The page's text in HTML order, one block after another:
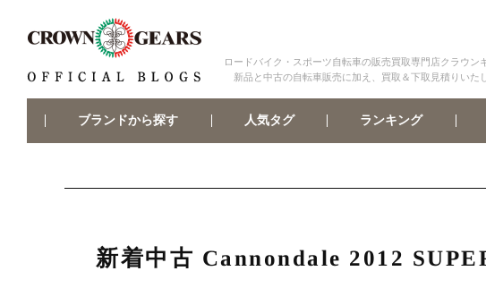
ロードバイク・スポーツ自転車の販売買取専門店クラウン
新品と中古の自転車販売に加え、買取＆下取見積りいた
ブランドから探す 人気タグ ランキング
新着中古 Cannondale 2012